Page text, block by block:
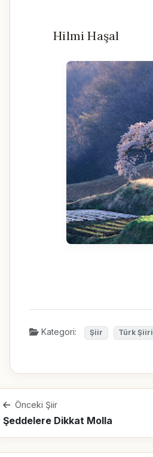
Hilmi Haşal
Kategori: Şiir Türk Şiiri
Önceki Şiir
Şeddelere Dikkat Molla